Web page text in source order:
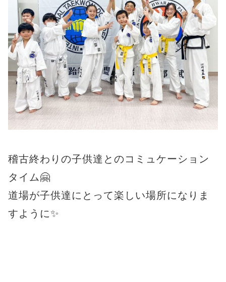
稽古終わりの子供達とのコミュケーション
タイム🤗
道場が子供達にとって楽しい場所になりま
すように✨